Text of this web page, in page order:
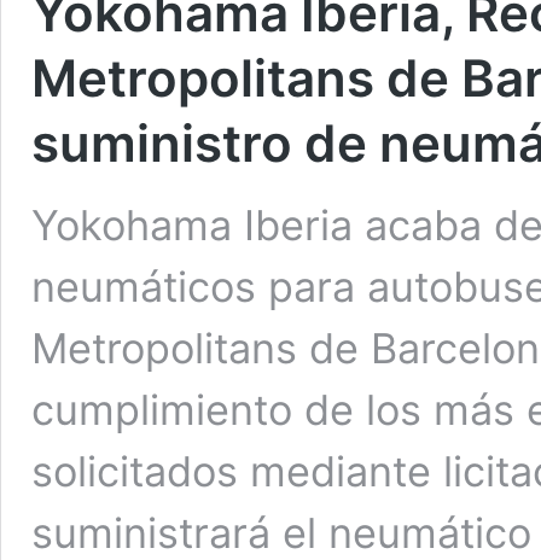
Yokohama Iberia,
Metropolitans de
suministro de
Yokohama Iberia acaba
neumáticos para
Metropolitans de
cumplimiento de los más
solicitados mediante
suministrará el